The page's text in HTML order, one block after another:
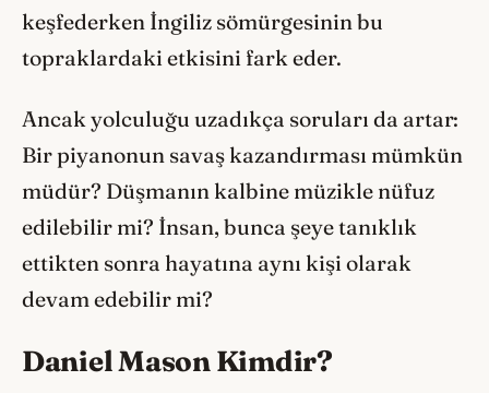
keşfederken İngiliz sömürgesinin bu
topraklardaki etkisini fark eder.
Ancak yolculuğu uzadıkça soruları da artar:
Bir piyanonun savaş kazandırması mümkün
müdür? Düşmanın kalbine müzikle nüfuz
edilebilir mi? İnsan, bunca şeye tanıklık
ettikten sonra hayatına aynı kişi olarak
devam edebilir mi?
Daniel Mason Kimdir?